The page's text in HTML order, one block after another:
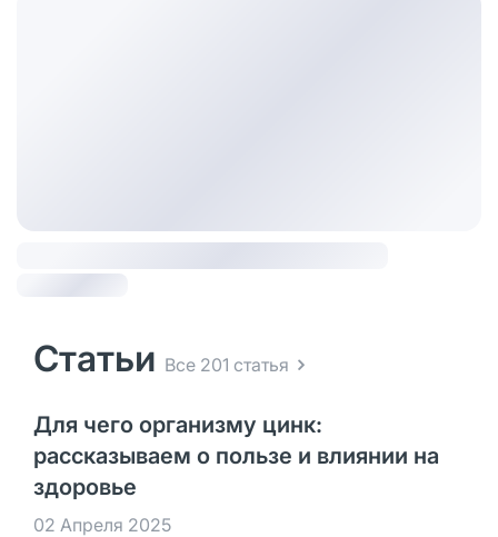
Статьи Все 201 статья
Для чего организму цинк:
рассказываем о пользе и влиянии на
здоровье
02 Апреля 2025